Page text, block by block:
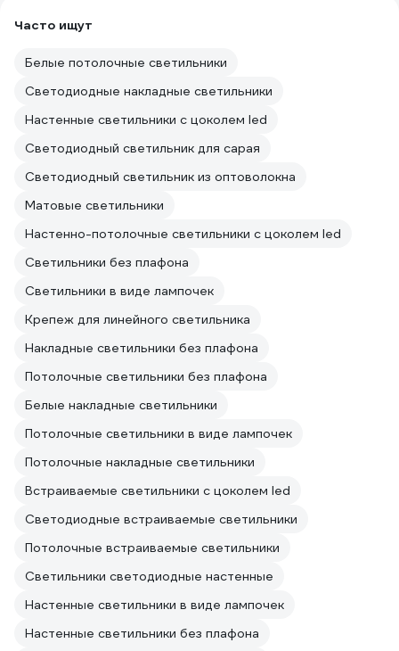
Часто ищут
Белые потолочные светильники
Светодиодные накладные светильники
Настенные светильники с цоколем led
Светодиодный светильник для сарая
Светодиодный светильник из оптоволокна
Матовые светильники
Настенно-потолочные светильники с цоколем led
Светильники без плафона
Светильники в виде лампочек
Крепеж для линейного светильника
Накладные светильники без плафона
Потолочные светильники без плафона
Белые накладные светильники
Потолочные светильники в виде лампочек
Потолочные накладные светильники
Встраиваемые светильники с цоколем led
Светодиодные встраиваемые светильники
Потолочные встраиваемые светильники
Светильники светодиодные настенные
Настенные светильники в виде лампочек
Настенные светильники без плафона